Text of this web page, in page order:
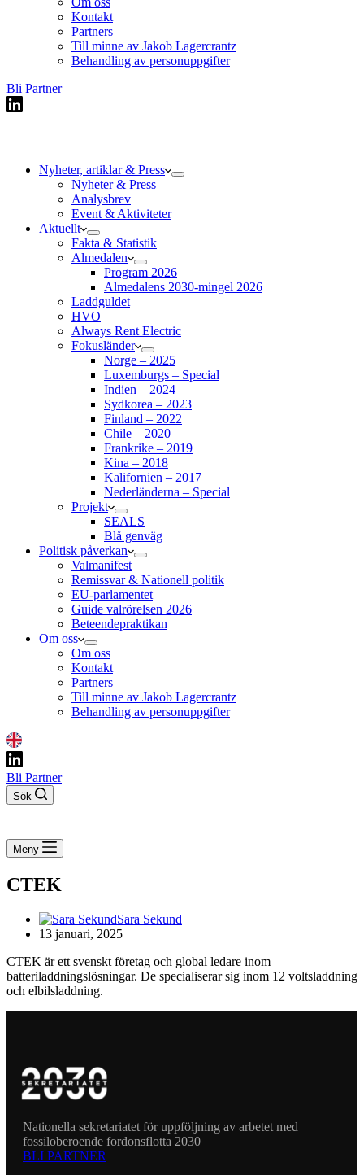
Kontakt
Partners
Till minne av Jakob Lagercrantz
Behandling av personuppgifter
Bli Partner
Nyheter, artiklar & Press
Nyheter & Press
Analysbrev
Event & Aktiviteter
Aktuellt
Fakta & Statistik
Almedalen
Program 2026
Almedalens 2030-mingel 2026
Laddguldet
HVO
Always Rent Electric
Fokusländer
Norge – 2025
Luxemburgs – Special
Indien – 2024
Sydkorea – 2023
Finland – 2022
Chile – 2020
Frankrike – 2019
Kina – 2018
Kalifornien – 2017
Nederländerna – Special
Projekt
SEALS
Blå genväg
Politisk påverkan
Valmanifest
Remissvar & Nationell politik
EU-parlamentet
Guide valrörelsen 2026
Beteendepraktikan
Om oss
Om oss
Kontakt
Partners
Till minne av Jakob Lagercrantz
Behandling av personuppgifter
Bli Partner
Sök
Meny
CTEK
Sara Sekund
13 januari, 2025
CTEK är ett svenskt företag och global ledare inom
batteriladdningslösningar. De specialiserar sig inom 12 voltsladdning
och elbilsladdning.
Nationella sekretariatet för uppföljning av arbetet med
fossiloberoende fordonsflotta 2030
BLI PARTNER